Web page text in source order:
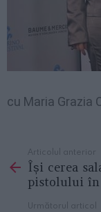
cu Maria Grazia
more
Articolul anterior
Își cerea
pistolului
Următorul articol